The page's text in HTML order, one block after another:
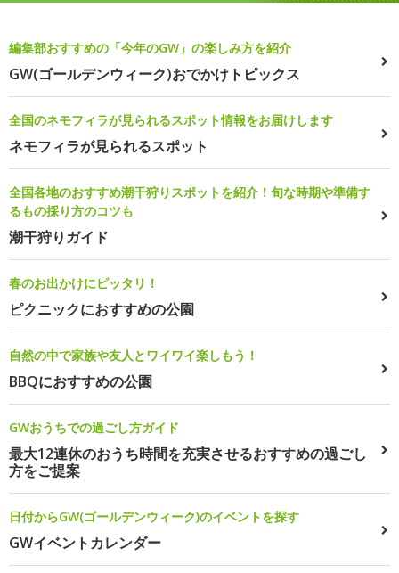
編集部おすすめの「今年のGW」の楽しみ方を紹介
GW(ゴールデンウィーク)おでかけトピックス
全国のネモフィラが見られるスポット情報をお届けします
ネモフィラが見られるスポット
全国各地のおすすめ潮干狩りスポットを紹介！旬な時期や準備す
るもの採り方のコツも
潮干狩りガイド
春のお出かけにピッタリ！
ピクニックにおすすめの公園
自然の中で家族や友人とワイワイ楽しもう！
BBQにおすすめの公園
GWおうちでの過ごし方ガイド
最大12連休のおうち時間を充実させるおすすめの過ごし
方をご提案
日付からGW(ゴールデンウィーク)のイベントを探す
GWイベントカレンダー